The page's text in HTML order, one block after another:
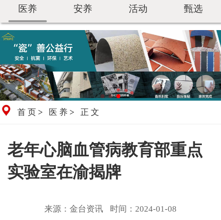
医养 安养 活动 甄选
首页 > 医养 > 正文
老年心脑血管病教育部重点
实验室在渝揭牌
来源：金台资讯 时间：2024-01-08